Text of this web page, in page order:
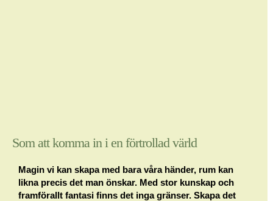
Som att komma in i en förtrollad värld
Magin vi kan skapa med bara våra händer, rum kan
likna precis det man önskar. Med stor kunskap och
framförallt fantasi finns det inga gränser. Skapa det